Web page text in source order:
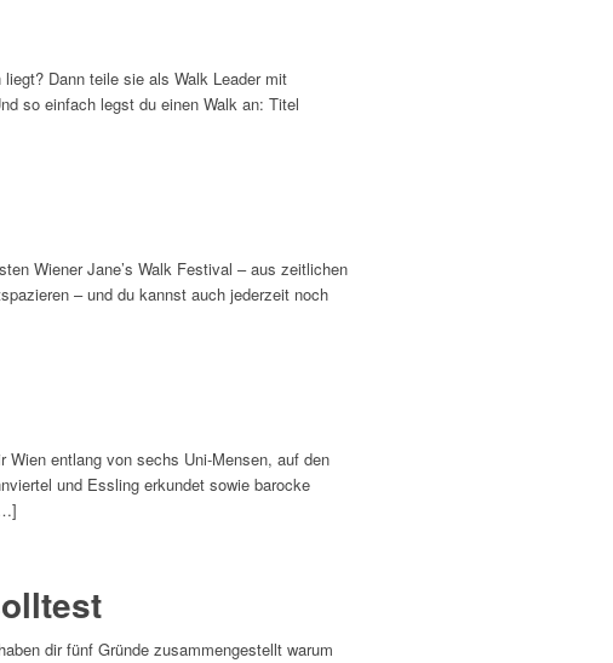
Dann teile sie als Walk Leader mit
so einfach legst du einen Walk an: Titel
Wiener Jane’s Walk Festival – aus zeitlichen
– und du kannst auch jederzeit noch
Wien entlang von sechs Uni-Mensen, auf den
und Essling erkundet sowie barocke
dir fünf Gründe zusammengestellt warum